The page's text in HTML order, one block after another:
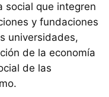
social que integren
y fundaciones
universidades,
de la economía
de las